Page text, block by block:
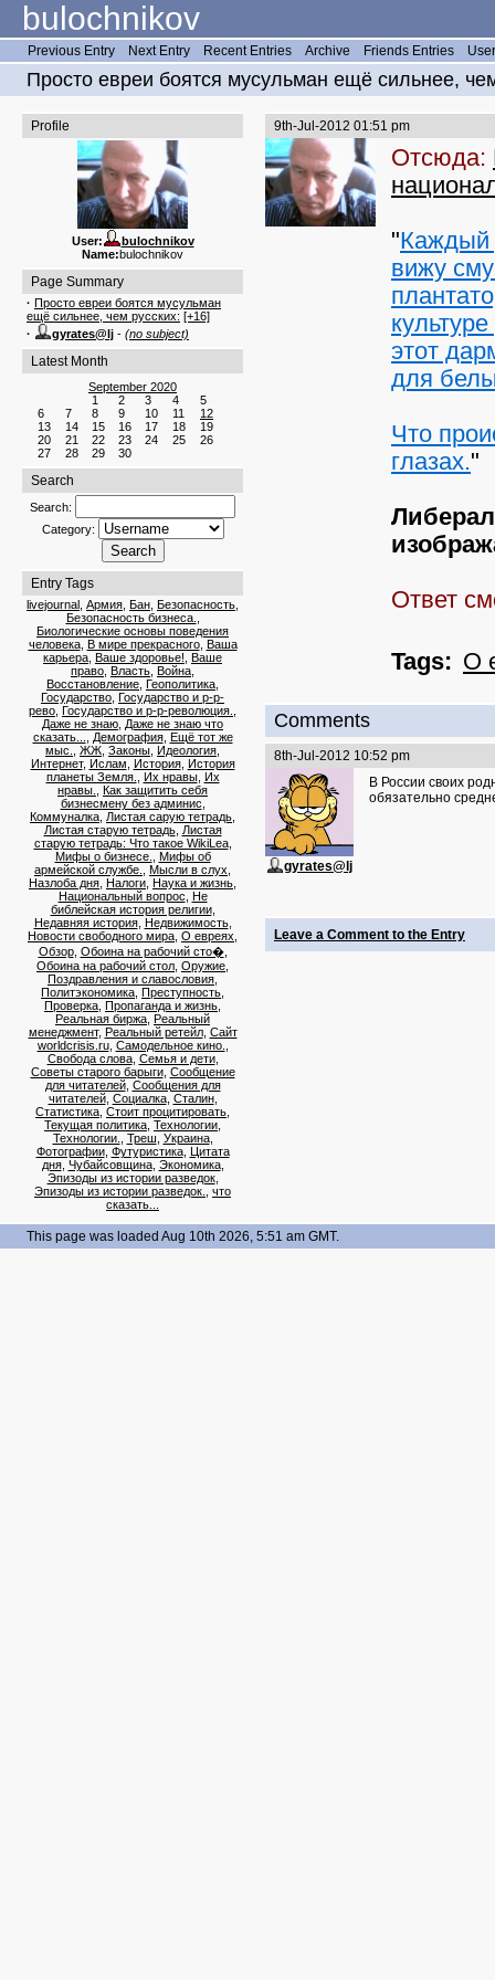
bulochnikov
Previous Entry Next Entry Recent Entries Archive Friends Entries
Просто евреи боятся мусульман ещё сильнее,
Profile
User:
bulochnikov
Name:bulochnikov
Page Summary
· Просто евреи боятся мусульман
ещё сильнее, чем русских: [+16]
·
gyrates@lj - (no subject)
Latest Month
September 2020
1
2 3 4
5
6
7 8 9 10 11
12
13
14 15 16 17 18
19
20
21 22 23 24 25
26
27
28 29 30
Search
Search:
Category:
Entry Tags
livejournal Армия Бан Безопасность
Безопасность бизнеса.
Биологические основы поведения
человека, В мире прекрасного, Ваша
карьера Ваше здоровье! Ваше
право Власть Война
Восстановление Геополитика
Государство Государство и р-р-
рево Государство и р-р-революция.
Даже не знаю Даже не знаю что
сказать...
Демография, Ещё тот же
мыс.
ЖЖ Законы Идеология
Интернет, Ислам История, История
планеты Земля.
Их нравы, Их
нравы.
Как защитить себя
бизнесмену без админис
Коммуналка Листая сарую тетрадь
Листая старую тетрадь, Листая
старую тетрадь: Что такое WikiLea,
Мифы о бизнесе.
Мифы об
армейской службе.
Мысли в слух
Назлоба дня Налоги Наука и жизнь
Национальный вопрос Не
библейская история религии,
Недавняя история, Недвижимость,
Новости свободного мира О евреях
Обзор, Обоина на рабочий сто�,
Обоина на рабочий стол Оружие
Поздравления и славословия
Политэкономика Преступность
Проверка Пропаганда и жизнь
Реальная биржа Реальный
менеджмент, Реальный ретейл, Сайт
worldcrisis.ru, Самодельное кино.
Свобода слова, Семья и дети,
Советы старого барыги, Сообщение
для читателей, Сообщения для
читателей, Социалка, Сталин,
Статистика Стоит процитировать
Текущая политика Технологии
Технологии.
Треш Украина,
Фотографии, Футуристика, Цитата
дня, Чубайсовщина, Экономика,
Эпизоды из истории разведок,
Эпизоды из истории разведок.
что
сказать...
9th-Jul-2012 01:51 pm
Отсюда:
"Каждый
вижу
этот
для
Что
глазах."
Ответ
Tags: О
Comments
8th-Jul-2012 10:52 pm
gyrates@lj
В России своих
обязательно
Leave a Comment to the Entry
This page was loaded Aug 10th 2026, 5:51 am GMT.